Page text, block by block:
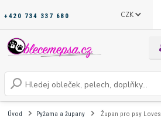
CZK
+420 734 337 680
Úvod Pyžama a župany Župan pro psy Loves